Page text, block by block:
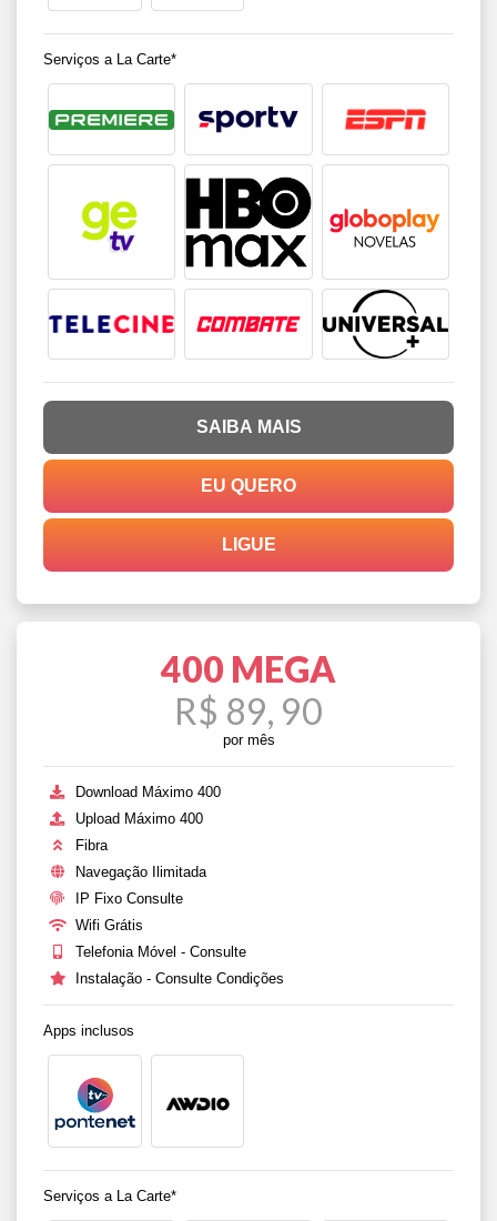
Serviços a La Carte*
SAIBA MAIS
EU QUERO
LIGUE
400 MEGA
R$ 89, 90
por mês
Download Máximo 400
Upload Máximo 400
Fibra
Navegação Ilimitada
IP Fixo Consulte
Wifi Grátis
Telefonia Móvel - Consulte
Instalação - Consulte Condições
Apps inclusos
Serviços a La Carte*